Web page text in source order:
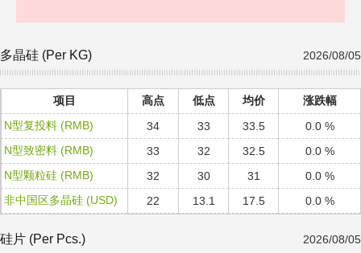
多晶硅 (Per KG) 2026/08/05
项目 高点 低点 均价
涨跌幅
N型复投料 (RMB)
34 33 33.5
0.0 %
N型致密料 (RMB)
33 32 32.5
0.0 %
N型颗粒硅 (RMB)
32 30 31
0.0 %
非中国区多晶硅 (USD)
22 13.1 17.5 0.0 %
硅片 (Per Pcs.) 2026/08/05